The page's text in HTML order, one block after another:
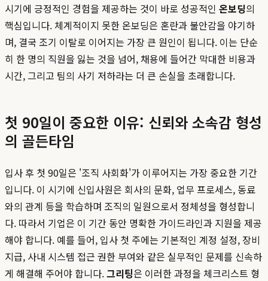
시기에 긍정적인 경험을 제공하는 것이 바로 성공적인 온보딩의
핵심입니다. 체계적이지 못한 온보딩은 혼란과 불안감을 야기하
며, 결국 조기 이탈로 이어지는 가장 큰 원인이 됩니다. 이는 단순
히 한 명의 직원을 잃는 것을 넘어, 채용에 들어간 막대한 비용과
시간, 그리고 팀의 사기 저하라는 더 큰 손실을 초래합니다.
첫 90일이 중요한 이유: 신뢰와 소속감 형성
의 골든타임
입사 후 첫 90일은 '조직 사회화'가 이루어지는 가장 중요한 기간
입니다. 이 시기에 신입사원은 회사의 문화, 업무 프로세스, 동료
와의 관계 등을 학습하며 조직의 일원으로서 정체성을 형성합니
다. 따라서 기업은 이 기간 동안 명확한 가이드라인과 지원을 제공
해야 합니다. 예를 들어, 입사 첫 주에는 기본적인 계정 설정, 장비
지급, 사내 시스템 접근 권한 부여와 같은 실무적인 문제를 신속하
게 해결해 주어야 합니다.그리팅은 이러한 과정을 체크리스트 형